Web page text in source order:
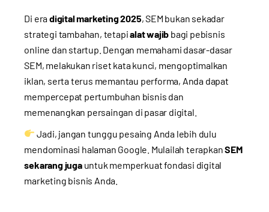
Di eradigital marketing 2025, SEM bukan sekadar
strategi tambahan, tetapialat wajib bagi pebisnis
online dan startup. Dengan memahami dasar-dasar
SEM, melakukan riset kata kunci, mengoptimalkan
iklan, serta terus memantau performa, Anda dapat
mempercepat pertumbuhan bisnis dan
memenangkan persaingan di pasar digital.
Jadi, jangan tunggu pesaing Anda lebih dulu
mendominasi halaman Google. Mulailah terapkanSEM
sekarang jugauntuk memperkuat fondasi digital
marketing bisnis Anda.